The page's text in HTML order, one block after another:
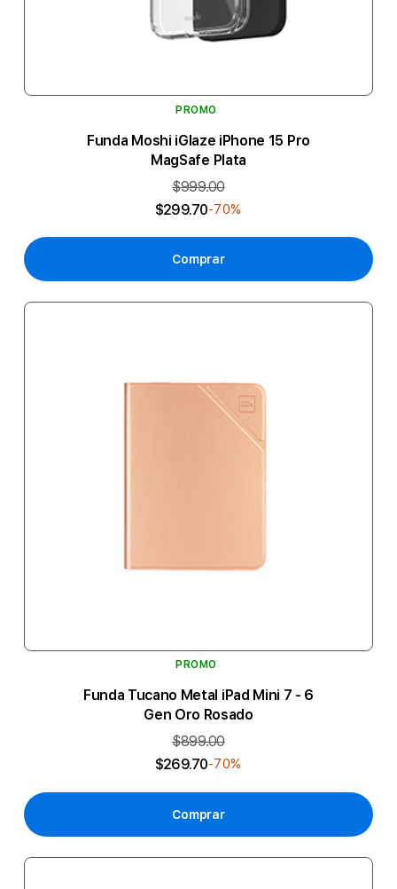
PROMO
Funda Moshi iGlaze iPhone 15 Pro
MagSafe Plata
$999.00
$299.70-70%
Comprar
PROMO
Funda Tucano Metal iPad Mini 7 - 6
Gen Oro Rosado
$899.00
$269.70-70%
Comprar